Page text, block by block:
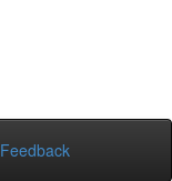
Feedback